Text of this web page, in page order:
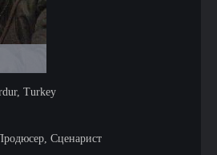
Turkey
Сценарист